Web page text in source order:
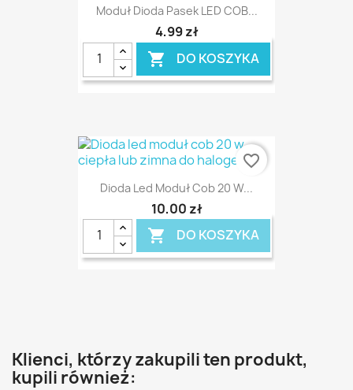
Moduł Dioda Pasek LED COB...
4,99 zł
 DO KOSZYKA
Dioda Led Moduł Cob 20 W...
10,00 zł
 DO KOSZYKA
favorite_border
Klienci, którzy zakupili ten produkt,
kupili również: